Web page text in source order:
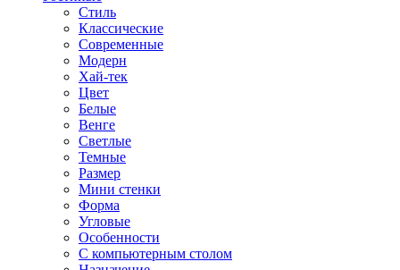
Стиль
Классические
Современные
Модерн
Хай-тек
Цвет
Белые
Венге
Светлые
Темные
Размер
Мини стенки
Форма
Угловые
Особенности
С компьютерным столом